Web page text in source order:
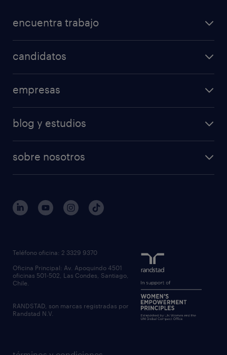
encuentra trabajo
candidatos
empresas
blog y estudios
sobre nosotros
Teléfono oficina: 2 3329 9370
Oficina Principal: Av. Apoquindo 4501
oficinas 501-502, Las Condes, Santiago,
Chile.
RANDSTAD, son marcas registradas por
Randstad N.V.